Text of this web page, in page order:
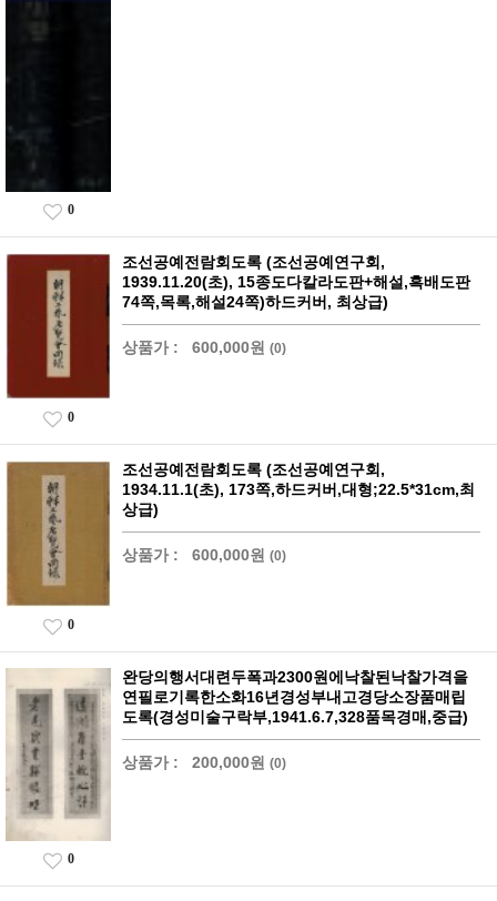
0
조선공예전람회도록 (조선공예연구회,
1939.11.20(초), 15종도다칼라도판+해설,흑배도판
74쪽,목록,해설24쪽)하드커버, 최상급)
상품가 : 600,000원 (0)
0
조선공예전람회도록 (조선공예연구회,
1934.11.1(초), 173쪽,하드커버,대형;22.5*31cm,최
상급)
상품가 : 600,000원 (0)
0
완당의행서대련두폭과2300원에낙찰된낙찰가격을
연필로기록한소화16년경성부내고경당소장품매립
도록(경성미술구락부,1941.6.7,328품목경매,중급)
상품가 : 200,000원 (0)
0